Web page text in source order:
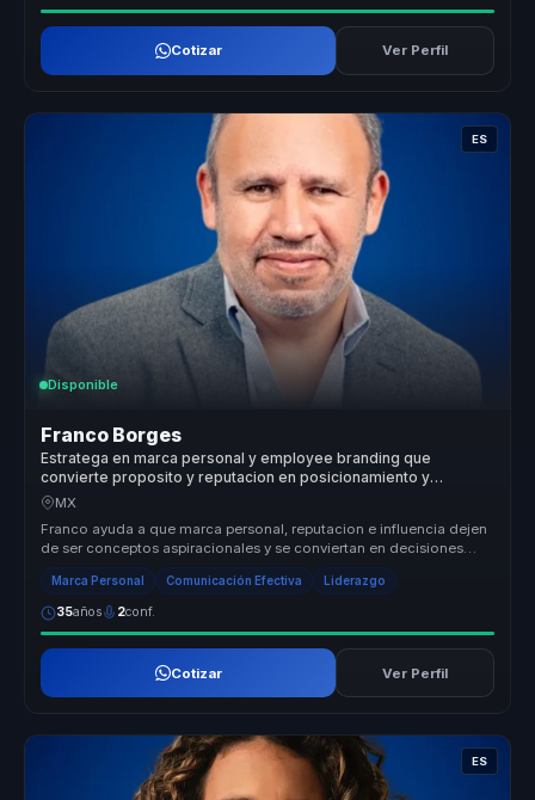
Cotizar Ver Perfil
ES
Disponible
Franco Borges
Estratega en marca personal y employee branding que
convierte proposito y reputacion en posicionamiento y
autoridad para lideres y organizaciones.
MX
Franco ayuda a que marca personal, reputacion e influencia dejen
de ser conceptos aspiracionales y se conviertan en decisiones
concretas ...
Marca Personal Comunicación Efectiva Liderazgo
35años 2conf.
Cotizar Ver Perfil
ES